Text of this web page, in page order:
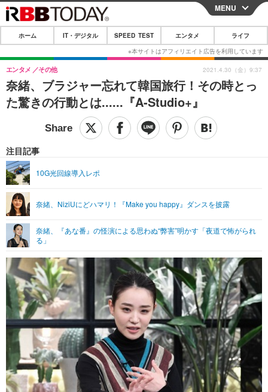
CLOSE
ホーム
IT・デジタル
IT・デジタルTOP スマートフォン
ショッピング その他
SPEED TEST
エンタメTOP 映画・ドラマ
グラビア ブログ
ショッピング その他
ライフTOP
リリース一覧
プッシュ通知の停止方法
MENU
ホーム IT・デジタル SPEED TEST エンタメ ライフ
奈緒、ブラジャー忘れて韓国旅行！その時とっ
た驚きの行動とは......『A-Studio+』
エンタメ その他
注目記事
10G光回線導入レポ
奈緒、NiziUにどハマリ！『Make you happy』ダンスを披露
奈緒、『あな番』の怪演による思わぬ“弊害”明かす「夜道で怖がられ
る」
2021.4.30（金）9:37